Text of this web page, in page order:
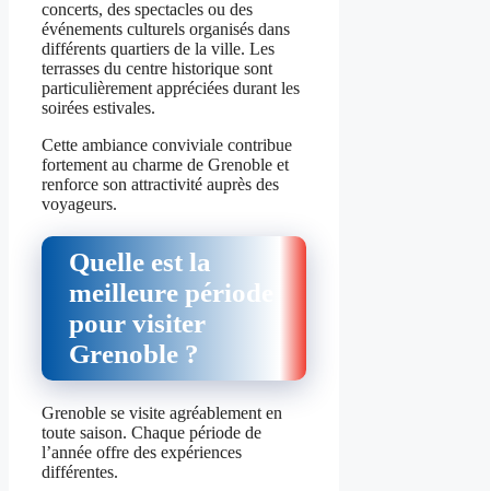
concerts, des spectacles ou des
événements culturels organisés dans
différents quartiers de la ville. Les
terrasses du centre historique sont
particulièrement appréciées durant les
soirées estivales.
Cette ambiance conviviale contribue
fortement au charme de Grenoble et
renforce son attractivité auprès des
voyageurs.
Quelle est la
meilleure période
pour visiter
Grenoble ?
Grenoble se visite agréablement en
toute saison. Chaque période de
l’année offre des expériences
différentes.